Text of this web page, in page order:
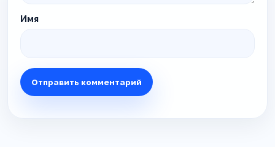
Имя